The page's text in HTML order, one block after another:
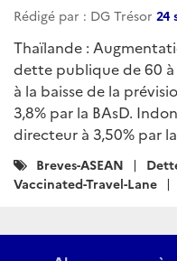
Rédigé par : DG Trésor 24
Thaïlande :
dette publique de 60 à
à la baisse de la
3,8% par la BAsD.
directeur à 3,50% par
Catégories
:
Breves-ASEAN
Vaccinated-Travel-Lane